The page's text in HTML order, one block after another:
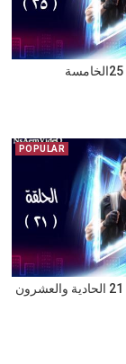
مسلسل وضع امني الحلقة 25الخامسة
POPULAR
مسلسل وضع امني الحلقة 21 الحادية والعشرون